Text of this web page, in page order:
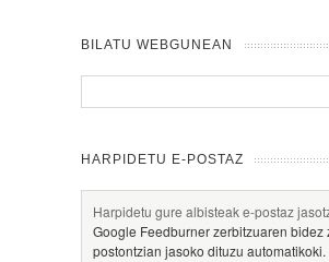
BILATU WEBGUNEAN
HARPIDETU E-POSTAZ
Harpidetu gure albisteak e-postaz
Google Feedburner zerbitzuaren bidez
postontzian jasoko dituzu automatikoki.